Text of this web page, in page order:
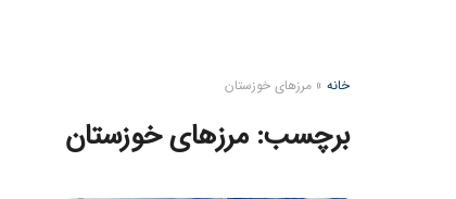
خانه »مرزهای خوزستان
برچسب:مرزهای خوزستان